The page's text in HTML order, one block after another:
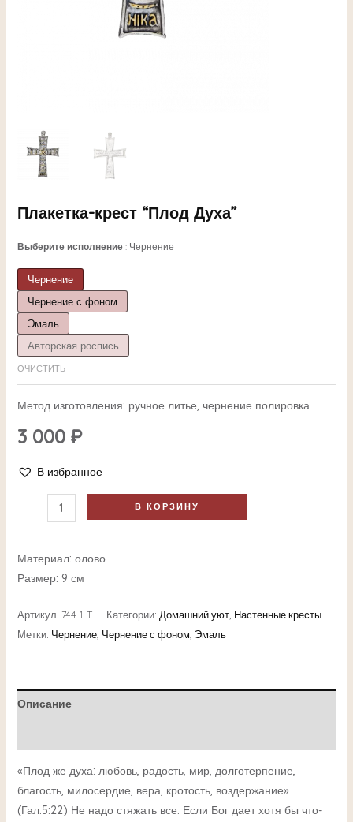
Плакетка-крест “Плод Духа”
Выберите исполнение Чернение
Чернение
Чернение с фоном
Эмаль
Авторская роспись
ОЧИСТИТЬ
Метод изготовления: ручное литье, чернение полировка
3 000 ₽
В избранное
В КОРЗИНУ
Материал: олово
Размер: 9 см
Артикул: 744-1-T Категории: Домашний уют, Настенные кресты
Метки: Чернение, Чернение с фоном Эмаль
Описание
«Плод же духа: любовь, радость, мир, долготерпение,
благость, милосердие, вера, кротость, воздержание»
(Гал.5:22) Не надо стяжать все. Если Бог дает хотя бы что-